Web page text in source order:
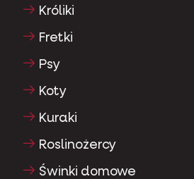
Króliki
Fretki
Psy
Koty
Kuraki
Roslinożercy
Świnki domowe